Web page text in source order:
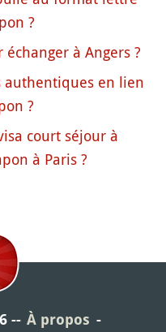
?
à Angers ?
authentiques en lien
?
court séjour à
à Paris ?
À propos